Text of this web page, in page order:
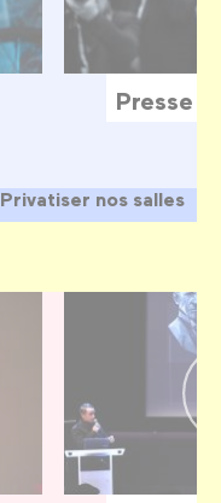
Privatiser nos salles
Presse